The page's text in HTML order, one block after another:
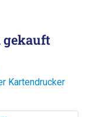
gekauft
Kartendrucker